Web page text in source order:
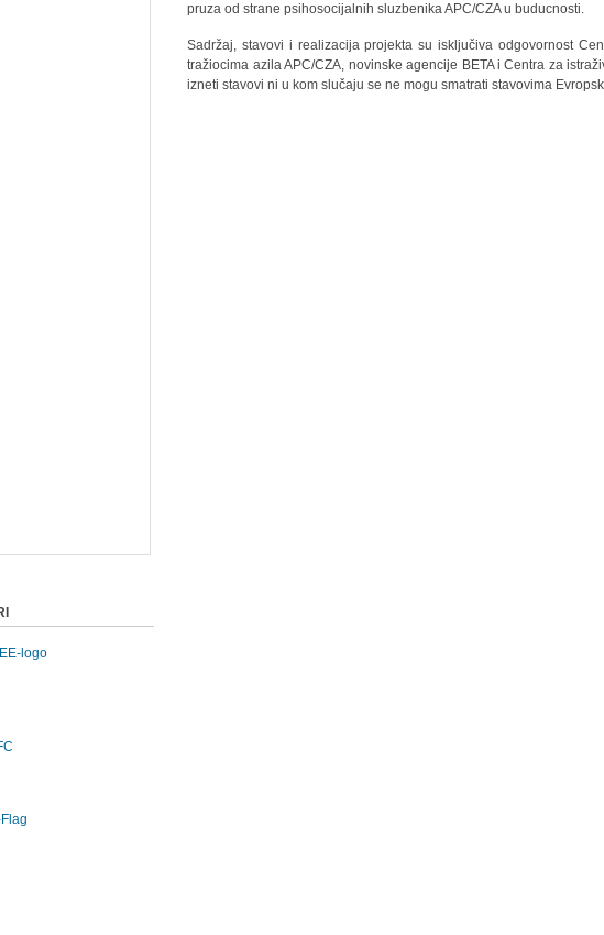
pruza od strane psihosocijalnih sluzbenika APC/CZA u buducnosti.
Sadržaj, stavovi i realizacija projekta su isključiva odgovornost
tražiocima azila APC/CZA, novinske agencije BETA i Centra za
izneti stavovi ni u kom slučaju se ne mogu smatrati stavovima